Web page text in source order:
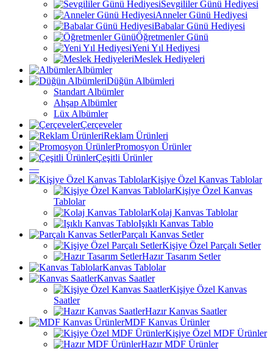
Sevgililer Günü Hediyesi
Anneler Günü Hediyesi
Babalar Günü Hediyesi
Öğretmenler Günü
Yeni Yıl Hediyesi
Meslek Hediyeleri
Albümler
Düğün Albümleri
Standart Albümler
Ahşap Albümler
Lüx Albümler
Çerçeveler
Reklam Ürünleri
Promosyon Ürünler
Çeşitli Ürünler
—
Kişiye Özel Kanvas Tablolar
Kişiye Özel Kanvas
Tablolar
Kolaj Kanvas Tablolar
Işıklı Kanvas Tablo
Parçalı Kanvas Setler
Kişiye Özel Parçalı Setler
Hazır Tasarım Setler
Kanvas Tablolar
Kanvas Saatler
Kişiye Özel Kanvas
Saatler
Hazır Kanvas Saatler
MDF Kanvas Ürünler
Kişiye Özel MDF Ürünler
Hazır MDF Ürünler